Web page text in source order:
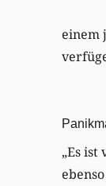
einem
„Es